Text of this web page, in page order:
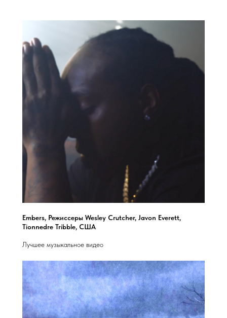
Embers, Режиссеры Wesley Crutcher, Javon Everett,
Tionnedre Tribble, США
Лучшее музыкальное видео